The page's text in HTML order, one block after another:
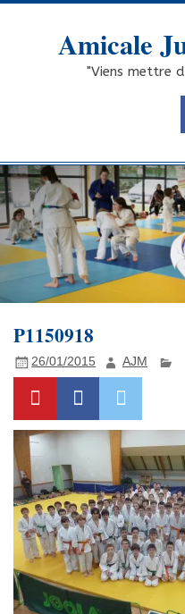
Skip
Amicale
"Viens mettre
P1150918
26/01/2015 AJM